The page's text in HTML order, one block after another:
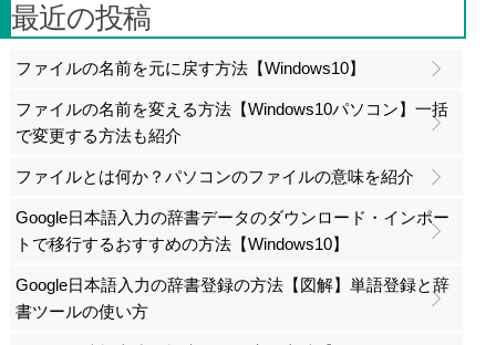
最近の投稿
ファイルの名前を元に戻す方法【Windows10】
ファイルの名前を変える方法【Windows10パソコン】一括
で変更する方法も紹介
ファイルとは何か？パソコンのファイルの意味を紹介
Google日本語入力の辞書データのダウンロード・インポー
トで移行するおすすめの方法【Windows10】
Google日本語入力の辞書登録の方法【図解】単語登録と辞
書ツールの使い方